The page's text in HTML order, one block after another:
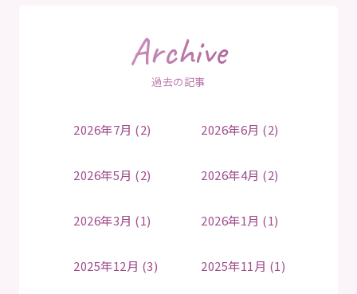
Archive
過去の記事
2026年7月 (2) 2026年6月 (2)
2026年5月 (2) 2026年4月 (2)
2026年3月 (1) 2026年1月 (1)
2025年12月 (3) 2025年11月 (1)